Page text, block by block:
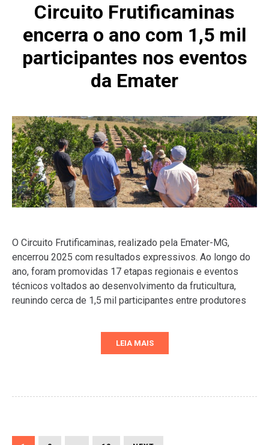
Circuito Frutificaminas
encerra o ano com 1,5 mil
participantes nos eventos
da Emater
O Circuito Frutificaminas, realizado pela Emater-MG,
encerrou 2025 com resultados expressivos. Ao longo do
ano, foram promovidas 17 etapas regionais e eventos
técnicos voltados ao desenvolvimento da fruticultura,
reunindo cerca de 1,5 mil participantes entre produtores
LEIA MAIS